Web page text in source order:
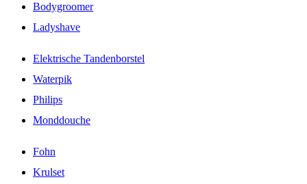
Bodygroomer
Ladyshave
Elektrische Tandenborstel
Waterpik
Philips
Monddouche
Fohn
Krulset